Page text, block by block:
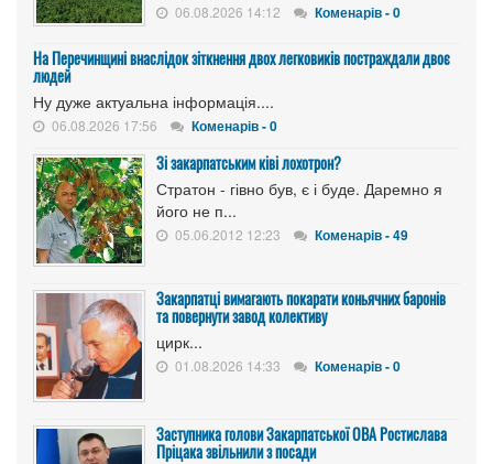
06.08.2026 14:12 Коменарів - 0
На Перечинщині внаслідок зіткнення двох легковиків постраждали двоє
людей
Ну дуже актуальна інформація....
06.08.2026 17:56 Коменарів - 0
Зі закарпатським ківі лохотрон?
Стратон - гівно був, є і буде. Даремно я
його не п...
05.06.2012 12:23 Коменарів - 49
Закарпатці вимагають покарати коньячних баронів
та повернути завод колективу
цирк...
01.08.2026 14:33 Коменарів - 0
Заступника голови Закарпатської ОВА Ростислава
Пріцака звільнили з посади